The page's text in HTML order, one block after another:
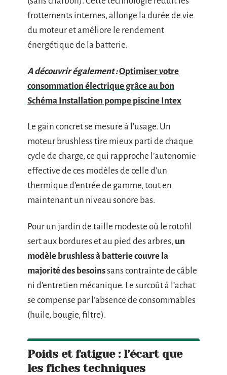
frottements internes, allonge la durée de vie
du moteur et améliore le rendement
énergétique de la batterie.
A découvrir également :Optimiser votre
consommation électrique grâce au bon
Schéma Installation pompe piscine Intex
Le gain concret se mesure à l’usage. Un
moteur brushless tire mieux parti de chaque
cycle de charge, ce qui rapproche l’autonomie
effective de ces modèles de celle d’un
thermique d’entrée de gamme, tout en
maintenant un niveau sonore bas.
Pour un jardin de taille modeste où le rotofil
sert aux bordures et au pied des arbres, un
modèle brushless à batterie couvre la
majorité des besoinssans contrainte de câble
ni d’entretien mécanique. Le surcoût à l’achat
se compense par l’absence de consommables
(huile, bougie, filtre).
Poids et fatigue : l’écart que
les fiches techniques